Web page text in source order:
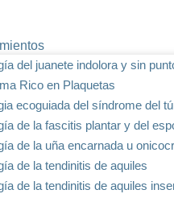
del juanete indolora y sin
Rico en Plaquetas
ecoguiada del síndrome del
de la fascitis plantar y del
de la uña encarnada u
de la tendinitis de aquiles
de la tendinitis de aquiles